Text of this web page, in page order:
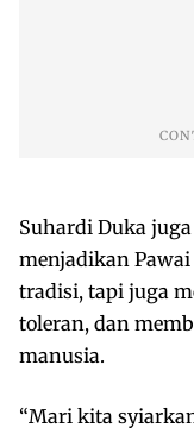
Suhardi Duka
menjadikan Pawai
tradisi, tapi juga
toleran, dan
manusia.
“Mari kita